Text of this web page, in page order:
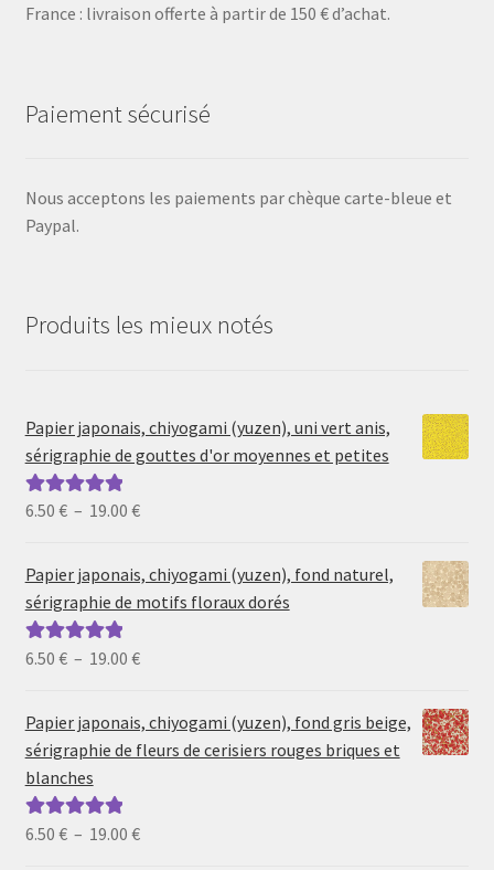
France : livraison offerte à partir de 150 € d’achat.
Paiement sécurisé
Nous acceptons les paiements par chèque carte-bleue et
Paypal.
Produits les mieux notés
Papier japonais, chiyogami (yuzen), uni vert anis,
sérigraphie de gouttes d'or moyennes et petites
Note5.00sur
6.50 € – 19.00 €Plage
prix :
6.50 €
19.00 €
Papier japonais, chiyogami (yuzen), fond naturel,
sérigraphie de motifs floraux dorés
Note5.00sur
6.50 € – 19.00 €Plage
prix :
6.50 €
Papier japonais, chiyogami (yuzen), fond gris beige,
sérigraphie de fleurs de cerisiers rouges briques et
blanches
Note5.00sur
6.50 € – 19.00 €Plage